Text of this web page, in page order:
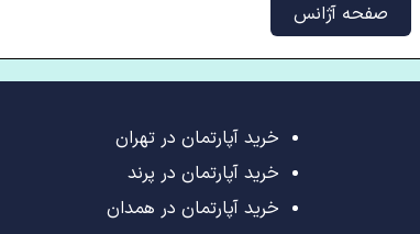
صفحه آژانس
خرید آپارتمان در تهران
خرید آپارتمان در پرند
خرید آپارتمان در همدان